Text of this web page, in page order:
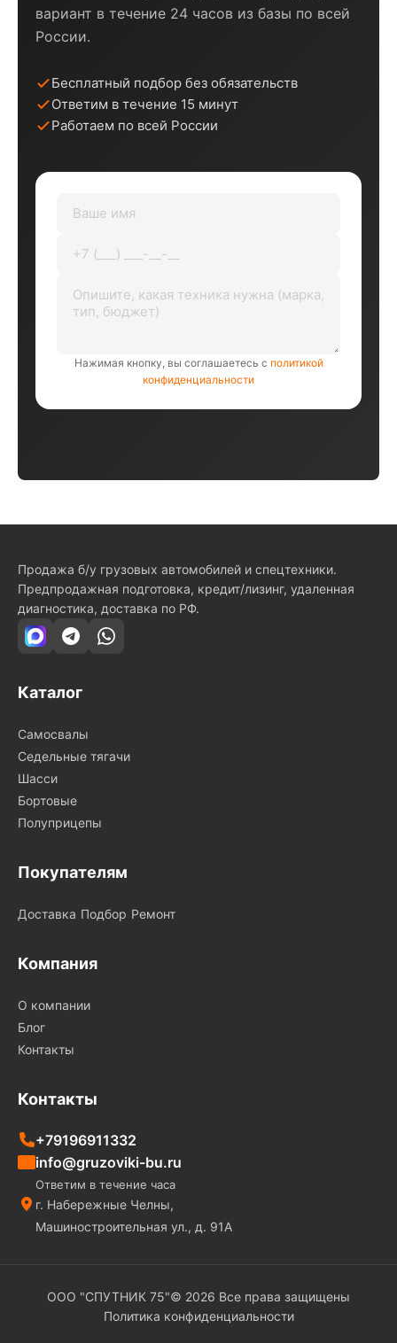
вариант в течение 24 часов из базы по всей
России.
Бесплатный подбор без обязательств
Ответим в течение 15 минут
Работаем по всей России
Нажимая кнопку, вы соглашаетесь с политикой
конфиденциальности
Продажа б/у грузовых автомобилей и спецтехники.
Предпродажная подготовка, кредит/лизинг, удаленная
диагностика, доставка по РФ.
Каталог
Самосвалы
Седельные тягачи
Шасси
Бортовые
Полуприцепы
Покупателям
Доставка Подбор Ремонт
Компания
О компании
Блог
Контакты
Контакты
+79196911332
info@gruzoviki-bu.ru
Ответим в течение часа
г. Набережные Челны,
Машиностроительная ул., д. 91А
ООО "СПУТНИК 75"© 2026 Все права защищены
Политика конфиденциальности